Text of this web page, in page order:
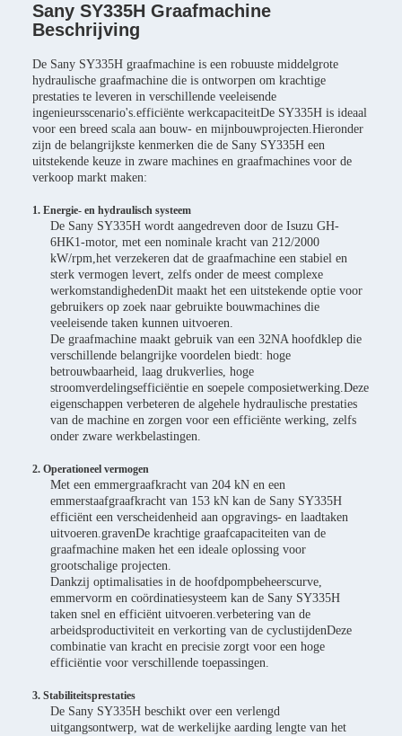
Sany SY335H Graafmachine
Beschrijving
De Sany SY335H graafmachine is een robuuste middelgrote
hydraulische graafmachine die is ontworpen om krachtige
prestaties te leveren in verschillende veeleisende
ingenieursscenario's.efficiënte werkcapaciteitDe SY335H is ideaal
voor een breed scala aan bouw- en mijnbouwprojecten.Hieronder
zijn de belangrijkste kenmerken die de Sany SY335H een
uitstekende keuze in zware machines en graafmachines voor de
verkoop markt maken:
1. Energie- en hydraulisch systeem
De Sany SY335H wordt aangedreven door de Isuzu GH-
6HK1-motor, met een nominale kracht van 212/2000
kW/rpm,het verzekeren dat de graafmachine een stabiel en
sterk vermogen levert, zelfs onder de meest complexe
werkomstandighedenDit maakt het een uitstekende optie voor
gebruikers op zoek naar gebruikte bouwmachines die
veeleisende taken kunnen uitvoeren.
De graafmachine maakt gebruik van een 32NA hoofdklep die
verschillende belangrijke voordelen biedt: hoge
betrouwbaarheid, laag drukverlies, hoge
stroomverdelingsefficiëntie en soepele composietwerking.Deze
eigenschappen verbeteren de algehele hydraulische prestaties
van de machine en zorgen voor een efficiënte werking, zelfs
onder zware werkbelastingen.
2. Operationeel vermogen
Met een emmergraafkracht van 204 kN en een
emmerstaafgraafkracht van 153 kN kan de Sany SY335H
efficiënt een verscheidenheid aan opgravings- en laadtaken
uitvoeren.gravenDe krachtige graafcapaciteiten van de
graafmachine maken het een ideale oplossing voor
grootschalige projecten.
Dankzij optimalisaties in de hoofdpompbeheerscurve,
emmervorm en coördinatiesysteem kan de Sany SY335H
taken snel en efficiënt uitvoeren.verbetering van de
arbeidsproductiviteit en verkorting van de cyclustijdenDeze
combinatie van kracht en precisie zorgt voor een hoge
efficiëntie voor verschillende toepassingen.
3. Stabiliteitsprestaties
De Sany SY335H beschikt over een verlengd
uitgangsontwerp, wat de werkelijke aarding lengte van het